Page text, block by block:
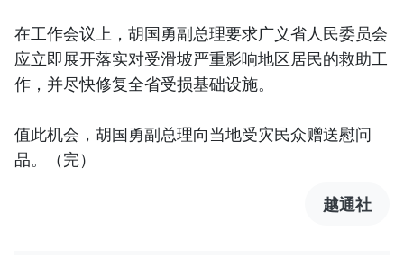
在工作会议上，胡国勇副总理要求广义省人民委员会
应立即展开落实对受滑坡严重影响地区居民的救助工
作，并尽快修复全省受损基础设施。
值此机会，胡国勇副总理向当地受灾民众赠送慰问
品。（完）
越通社